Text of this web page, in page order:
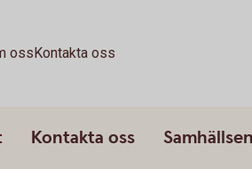
ossKontakta oss
Kontakta oss